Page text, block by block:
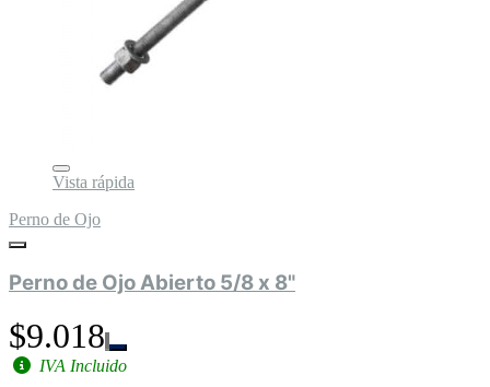
Vista rápida
Perno de Ojo
Perno de Ojo Abierto 5/8 x 8"
$9.018
IVA Incluido